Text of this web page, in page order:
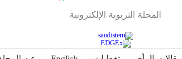
المجلة التربوية الإلكترونية